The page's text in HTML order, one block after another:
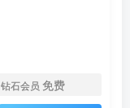
钻石会员 免费